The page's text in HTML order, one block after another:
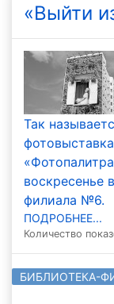
«Выйти
Так
воскресенье
филиала №6.
ПОДРОБНЕЕ...
Количество
БИБЛИОТЕКА-